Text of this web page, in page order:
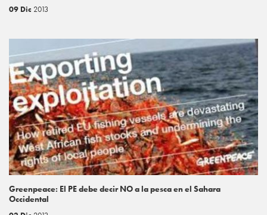
09 Dic 2013
Greenpeace: El PE debe decir NO a la pesca en el Sahara
Occidental